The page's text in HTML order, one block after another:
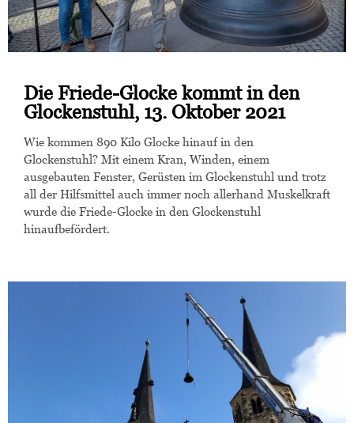
Die Friede-Glocke kommt in den
Glockenstuhl, 13. Oktober 2021
Wie kommen 890 Kilo Glocke hinauf in den
Glockenstuhl? Mit einem Kran, Winden, einem
ausgebauten Fenster, Gerüsten im Glockenstuhl und trotz
all der Hilfsmittel auch immer noch allerhand Muskelkraft
wurde die Friede-Glocke in den Glockenstuhl
hinaufbefördert.